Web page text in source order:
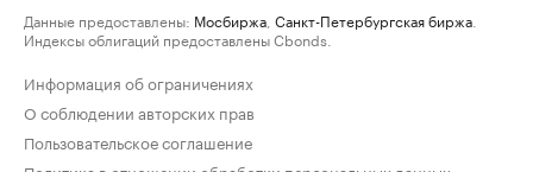
Данные предоставлены: Мосбиржа Санкт-Петербургская биржа
Индексы облигаций предоставлены Cbonds.
Информация об ограничениях
О соблюдении авторских прав
Пользовательское соглашение